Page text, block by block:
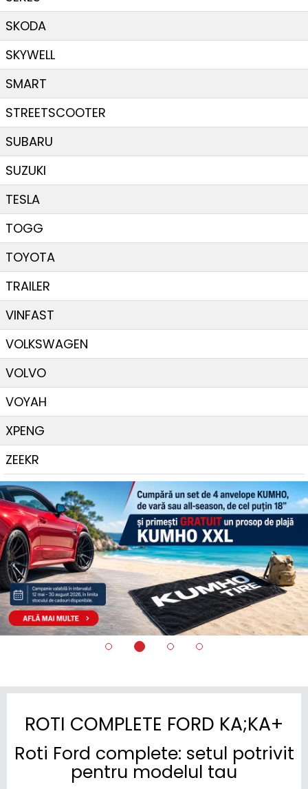
SKODA
SKYWELL
SMART
STREETSCOOTER
SUBARU
SUZUKI
TESLA
TOGG
TOYOTA
TRAILER
VINFAST
VOLKSWAGEN
VOLVO
VOYAH
XPENG
ZEEKR
ROTI COMPLETE FORD KA;KA+
Roti Ford complete: setul potrivit
pentru modelul tau